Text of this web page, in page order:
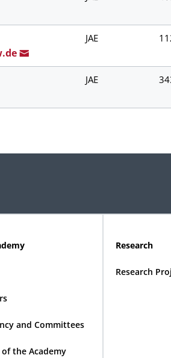
e
JAE
JAE
and Committees
the Academy
Research
Research